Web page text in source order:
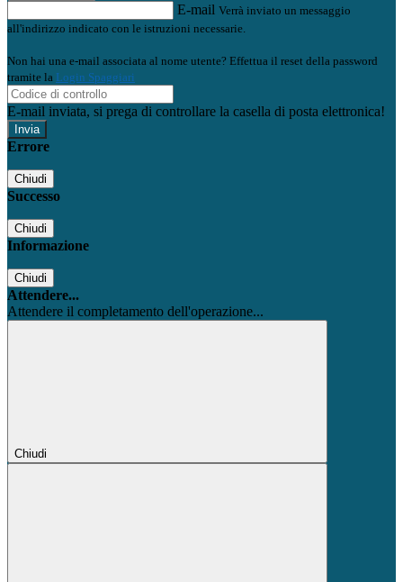
E-mail Verrà inviato un messaggio
all'indirizzo indicato con le istruzioni necessarie.
Non hai una e-mail associata al nome utente? Effettua il reset della password
tramite la Login Spaggiari
E-mail inviata, si prega di controllare la casella di posta elettronica!
Errore
Chiudi
Successo
Chiudi
Informazione
Chiudi
Attendere...
Attendere il completamento dell'operazione...
Chiudi